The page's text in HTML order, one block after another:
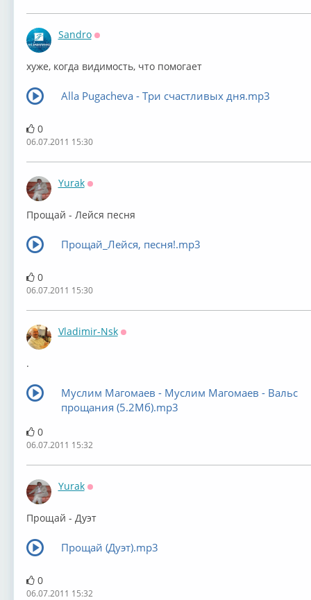
Sandro
хуже, когда видимость, что помогает
Alla Pugacheva - Три счастливых дня.mp3
0
06.07.2011 15:30
Yurak
Прощай - Лейся песня
Прощай_Лейся, песня!.mp3
0
06.07.2011 15:30
Vladimir-Nsk
.
Муслим Магомаев - Муслим Магомаев - Вальс
прощания (5.2Мб).mp3
0
06.07.2011 15:32
Yurak
Прощай - Дуэт
Прощай (Дуэт).mp3
0
06.07.2011 15:32